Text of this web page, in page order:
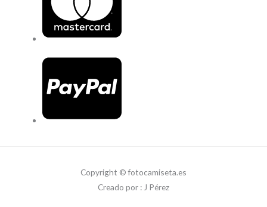
Copyright © fotocamiseta.es
Creado por : J Pérez